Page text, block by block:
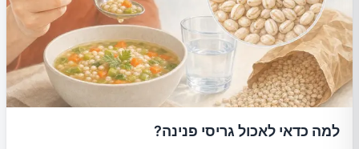
למה כדאי לאכול גריסי פנינה?